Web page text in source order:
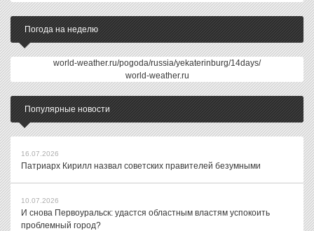
Погода на неделю
world-weather.ru/pogoda/russia/yekaterinburg/14days/
world-weather.ru
Популярные новости
16.07.2026
Патриарх Кирилл назвал советских правителей безумными
10.07.2026
И снова Первоуральск: удастся областным властям успокоить
проблемный город?